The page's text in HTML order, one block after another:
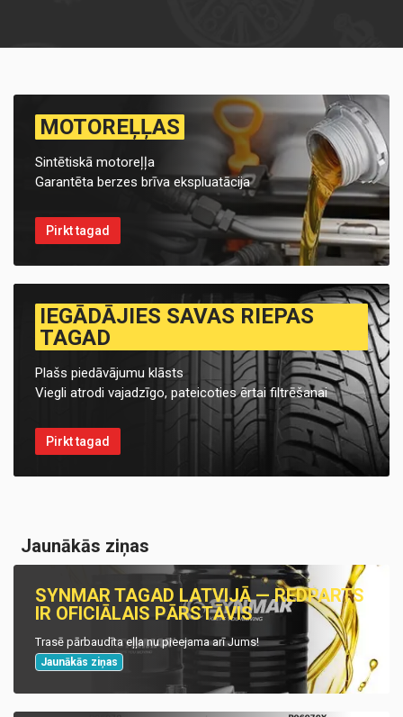
MOTOREĻĻAS
Sintētiskā motoreļļa
Garantēta berzes brīva ekspluatācija
Pirkt tagad
IEGĀDĀJIES SAVAS RIEPAS
TAGAD
Plašs piedāvājumu klāsts
Viegli atrodi vajadzīgo, pateicoties ērtai filtrēšanai
Pirkt tagad
Jaunākās ziņas
SYNMAR TAGAD LATVIJĀ — REDPARTS
IR OFICIĀLAIS PĀRSTĀVIS
Trasē pārbaudīta eļļa nu pieejama arī Jums!
Jaunākās ziņas